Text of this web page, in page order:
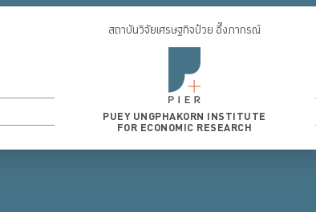
สถาบันวิจัยเศรษฐกิจป๋วย อึ๊งภากรณ์
PUEY UNGPHAKORN INSTITUTE
FOR ECONOMIC RESEARCH